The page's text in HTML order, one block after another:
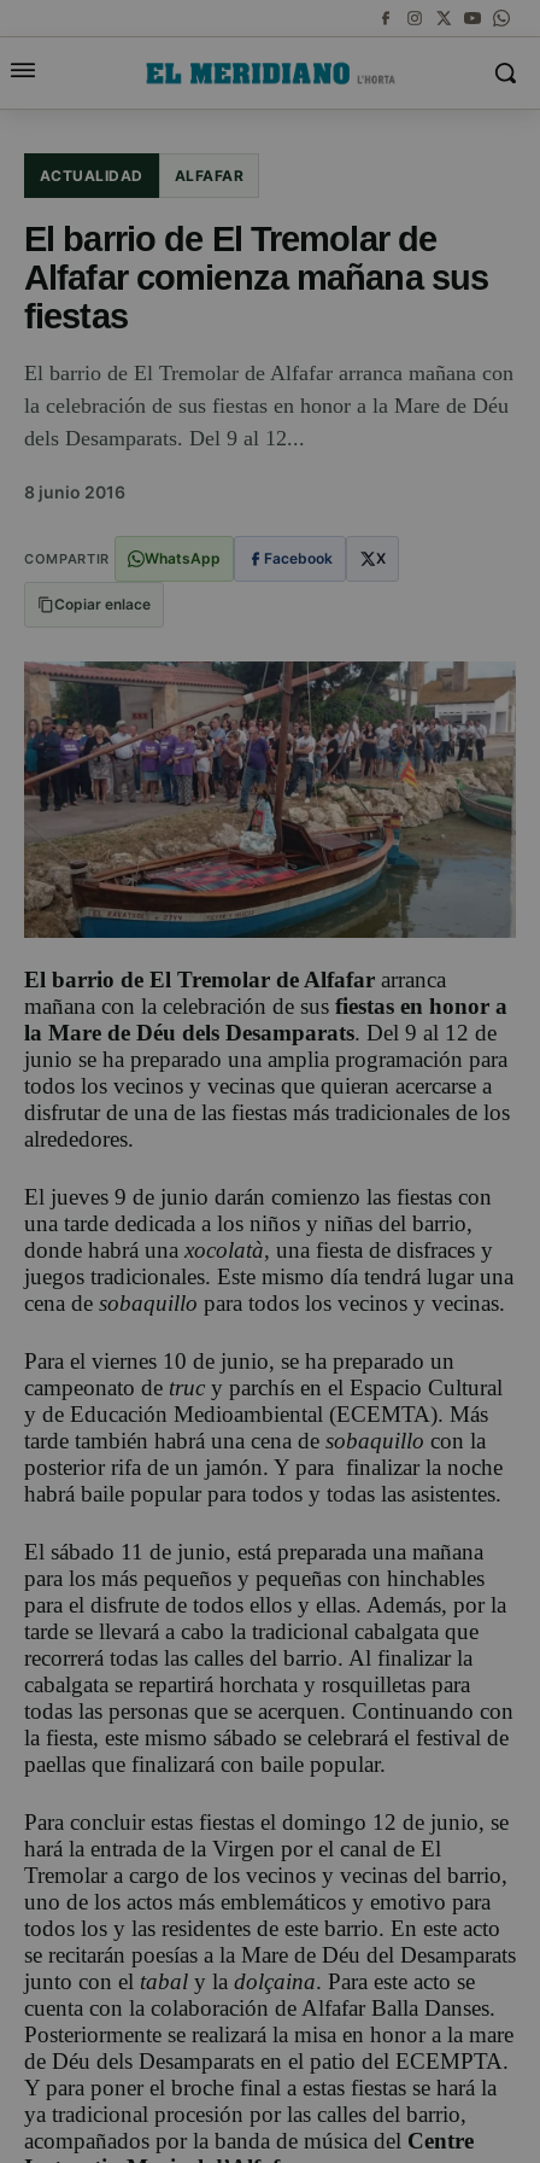
ACTUALIDAD ALFAFAR
El barrio de El Tremolar de
Alfafar comienza mañana sus
fiestas
El barrio de El Tremolar de Alfafar arranca mañana con
la celebración de sus fiestas en honor a la Mare de Déu
dels Desamparats. Del 9 al 12...
8 junio 2016
COMPARTIR WhatsApp Facebook X
Copiar enlace
El barrio de El Tremolar de Alfafar arranca
mañana con la celebración de sus fiestas en honor a
la Mare de Déu dels Desamparats. Del 9 al 12 de
junio se ha preparado una amplia programación para
todos los vecinos y vecinas que quieran acercarse a
disfrutar de una de las fiestas más tradicionales de los
alrededores.
El jueves 9 de junio darán comienzo las fiestas con
una tarde dedicada a los niños y niñas del barrio,
donde habrá una xocolatà, una fiesta de disfraces y
juegos tradicionales. Este mismo día tendrá lugar una
cena de sobaquillo para todos los vecinos y vecinas.
Para el viernes 10 de junio, se ha preparado un
campeonato de truc y parchís en el Espacio Cultural
y de Educación Medioambiental (ECEMTA). Más
tarde también habrá una cena de sobaquillo con la
posterior rifa de un jamón. Y para finalizar la noche
habrá baile popular para todos y todas las asistentes.
El sábado 11 de junio, está preparada una mañana
para los más pequeños y pequeñas con hinchables
para el disfrute de todos ellos y ellas. Además, por la
tarde se llevará a cabo la tradicional cabalgata que
recorrerá todas las calles del barrio. Al finalizar la
cabalgata se repartirá horchata y rosquilletas para
todas las personas que se acerquen. Continuando con
la fiesta, este mismo sábado se celebrará el festival de
paellas que finalizará con baile popular.
Para concluir estas fiestas el domingo 12 de junio, se
hará la entrada de la Virgen por el canal de El
Tremolar a cargo de los vecinos y vecinas del barrio,
uno de los actos más emblemáticos y emotivo para
todos los y las residentes de este barrio. En este acto
se recitarán poesías a la Mare de Déu del Desamparats
junto con el tabal y la dolçaina. Para este acto se
cuenta con la colaboración de Alfafar Balla Danses.
Posteriormente se realizará la misa en honor a la mare
de Déu dels Desamparats en el patio del ECEMPTA.
Y para poner el broche final a estas fiestas se hará la
ya tradicional procesión por las calles del barrio,
acompañados por la banda de música del Centre